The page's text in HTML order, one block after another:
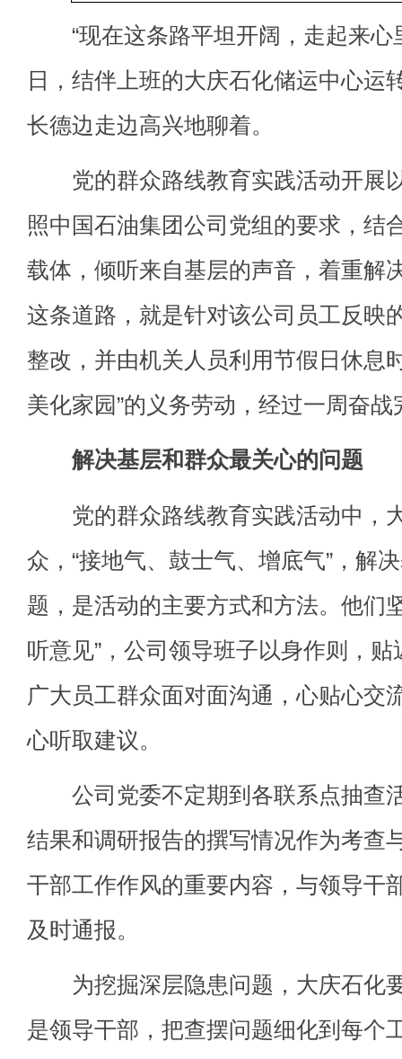
“现在这条路平坦开阔，走起来心
日，结伴上班的大庆石化储运中心运
长德边走边高兴地聊着。
党的群众路线教育实践活动开展
照中国石油集团公司党组的要求，结
载体，倾听来自基层的声音，着重解
这条道路，就是针对该公司员工反映
整改，并由机关人员利用节假日休息
美化家园”的义务劳动，经过一周奋战
解决基层和群众最关心的问题
党的群众路线教育实践活动中，
众，“接地气、鼓士气、增底气”，解
题，是活动的主要方式和方法。他们
听意见”，公司领导班子以身作则，
广大员工群众面对面沟通，心贴心交
心听取建议。
公司党委不定期到各联系点抽查
结果和调研报告的撰写情况作为考查
干部工作作风的重要内容，与领导干
及时通报。
为挖掘深层隐患问题，大庆石化
是领导干部，把查摆问题细化到每个